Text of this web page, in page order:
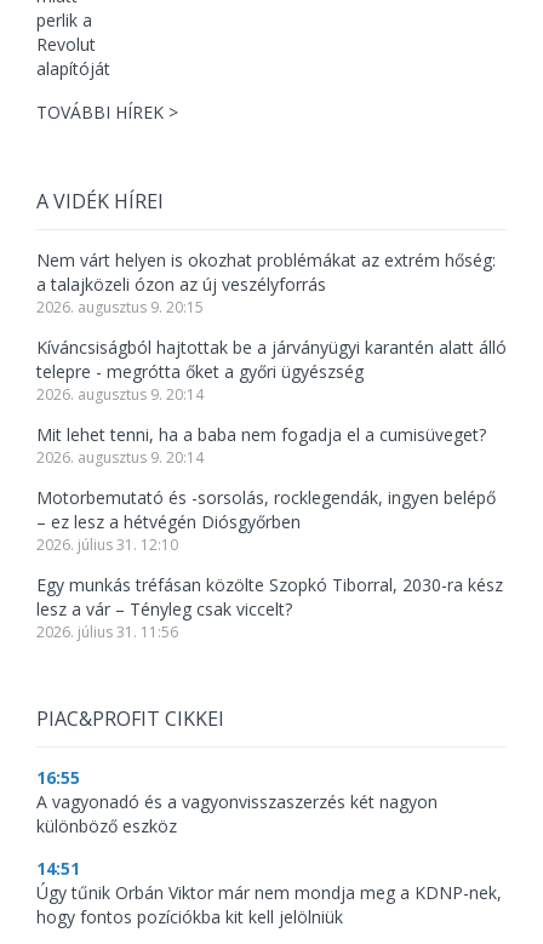
TOVÁBBI HÍREK >
A VIDÉK HÍREI
Nem várt helyen is okozhat problémákat az extrém hőség:
a talajközeli ózon az új veszélyforrás
2026. augusztus 9. 20:15
Kíváncsiságból hajtottak be a járványügyi karantén alatt álló
telepre - megrótta őket a győri ügyészség
2026. augusztus 9. 20:14
Mit lehet tenni, ha a baba nem fogadja el a cumisüveget?
2026. augusztus 9. 20:14
Motorbemutató és -sorsolás, rocklegendák, ingyen belépő
– ez lesz a hétvégén Diósgyőrben
2026. július 31. 12:10
Egy munkás tréfásan közölte Szopkó Tiborral, 2030-ra kész
lesz a vár – Tényleg csak viccelt?
2026. július 31. 11:56
PIAC&PROFIT CIKKEI
16:55
A vagyonadó és a vagyonvisszaszerzés két nagyon
különböző eszköz
14:51
Úgy tűnik Orbán Viktor már nem mondja meg a KDNP-nek,
hogy fontos pozíciókba kit kell jelölniük